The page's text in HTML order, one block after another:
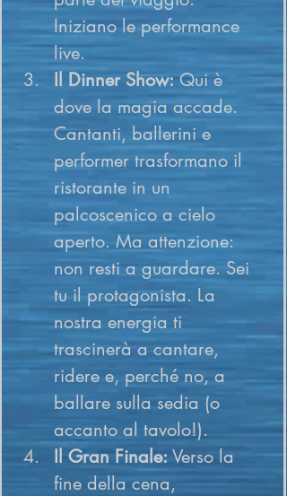
Iniziano le performance
live.
Il Dinner Show: Qui è
dove la magia accade.
Cantanti, ballerini e
performer trasformano il
ristorante in un
palcoscenico a cielo
aperto. Ma attenzione:
non resti a guardare. Sei
tu il protagonista. La
nostra energia ti
trascinerà a cantare,
ridere e, perché no, a
ballare sulla sedia (o
accanto al tavolo!).
Il Gran Finale: Verso la
fine della cena,